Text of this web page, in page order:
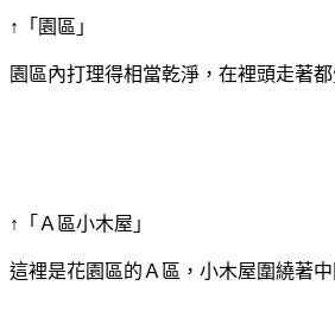
↑「園區」
園區內打理得相當乾淨，在裡頭走著都
↑「Ａ區小木屋」
這裡是花園區的Ａ區，小木屋圍繞著中